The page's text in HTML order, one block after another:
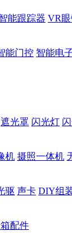
能跟踪器 VR
能门控 智能电
遮光罩 闪光灯
机 摄照一体机
驱 声卡 DIY组
配件